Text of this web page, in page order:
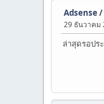
Adsense/
29 ธันวาคม
ล่าสุดรอปร